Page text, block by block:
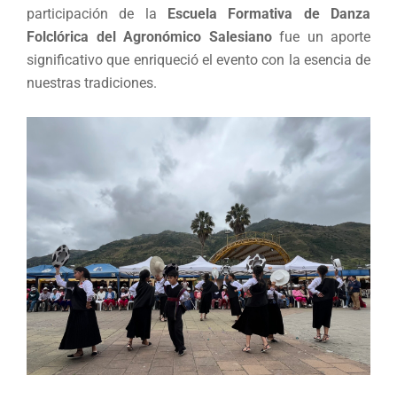
participación de la Escuela Formativa de Danza
Folclórica del Agronómico Salesianofue un aporte
significativo que enriqueció el evento con la esencia de
nuestras tradiciones.